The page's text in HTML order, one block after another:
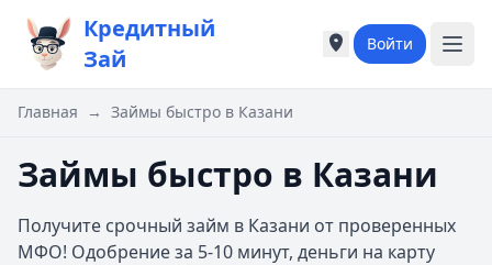
Кредитный
Зай
Города России
Екатеринбург
Казань
Астрахань
Города России
Екатеринбург
Казань
Астрахань
Войти
Главная → Займы быстро в Казани
Займы быстро в Казани
Получите срочный займ в Казани от проверенных
МФО! Одобрение за 5-10 минут, деньги на карту